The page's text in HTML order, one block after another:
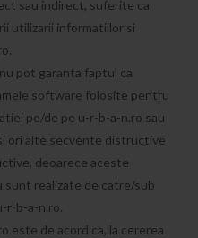
sau indirect, suferite ca
utilizarii informatiilor si
pot garanta faptul ca
software folosite pentru
pe/de pe u-r-b-a-n.ro sau
ori alte secvente distructive
deoarece aceste
sunt realizate de catre/sub
r-b-a-n.ro.
este de acord ca, la cererea